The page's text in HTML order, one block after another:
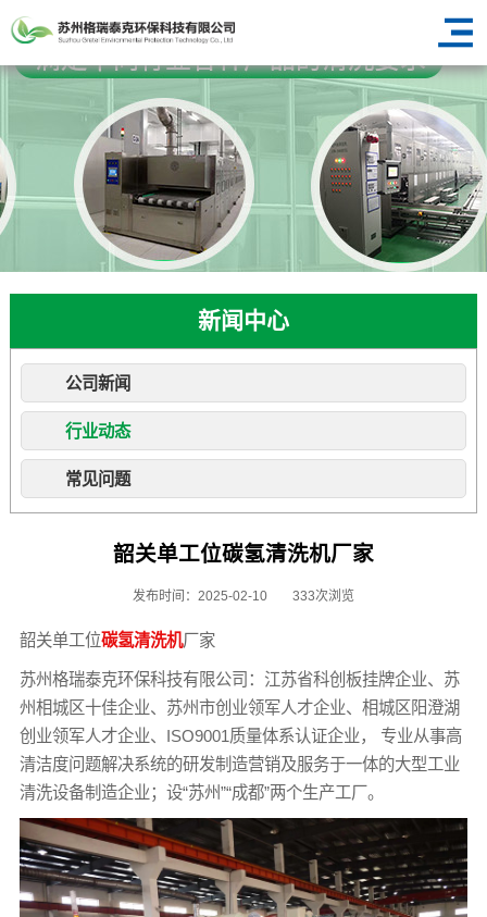
新闻中心
公司新闻
行业动态
常见问题
韶关单工位碳氢清洗机厂家
发布时间：2025-02-10 333次浏览
韶关单工位碳氢清洗机厂家
苏州格瑞泰克环保科技有限公司：江苏省科创板挂牌企业、苏
州相城区十佳企业、苏州市创业领军人才企业、相城区阳澄湖
创业领军人才企业、ISO9001质量体系认证企业， 专业从事高
清洁度问题解决系统的研发制造营销及服务于一体的大型工业
清洗设备制造企业；设“苏州”“成都”两个生产工厂。